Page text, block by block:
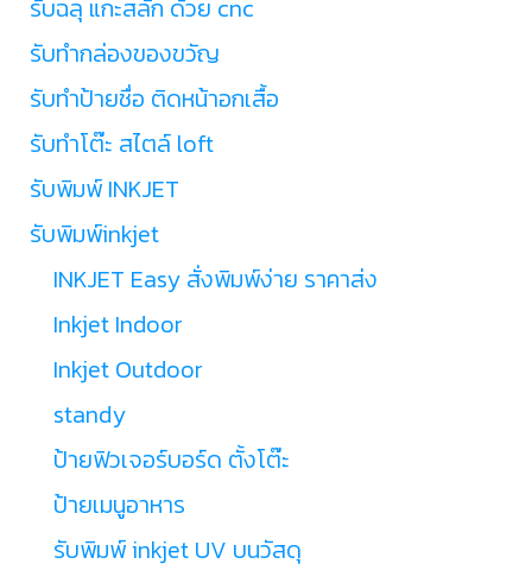
รับฉลุ แกะสลัก ด้วย cnc
รับทำกล่องของขวัญ
รับทำป้ายชื่อ ติดหน้าอกเสื้อ
รับทำโต๊ะ สไตล์ loft
รับพิมพ์ INKJET
รับพิมพ์inkjet
INKJET Easy สั่งพิมพ์ง่าย ราคาส่ง
Inkjet Indoor
Inkjet Outdoor
standy
ป้ายฟิวเจอร์บอร์ด ตั้งโต๊ะ
ป้ายเมนูอาหาร
รับพิมพ์ inkjet UV บนวัสดุ